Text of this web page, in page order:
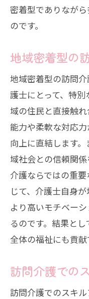
紀の川市
訪問介護
紀の川市
地域に密着し
キャリアアッ
訪問介護
地域密着
訪問介護
訪問介護
訪問介護
紀の川市
訪問介護の現
訪問介護
紀の川市
密着型でありなが
のです。
地域密着型の
地域密着型の訪問
護士にとって、特
域の住民と直接触
能力や柔軟な対応
向上に直結します
域社会との信頼関
介護ならではの重
じて、介護士自身
より高いモチベー
るのです。結果と
全体の福祉にも貢献
訪問介護での
訪問介護でのスキ